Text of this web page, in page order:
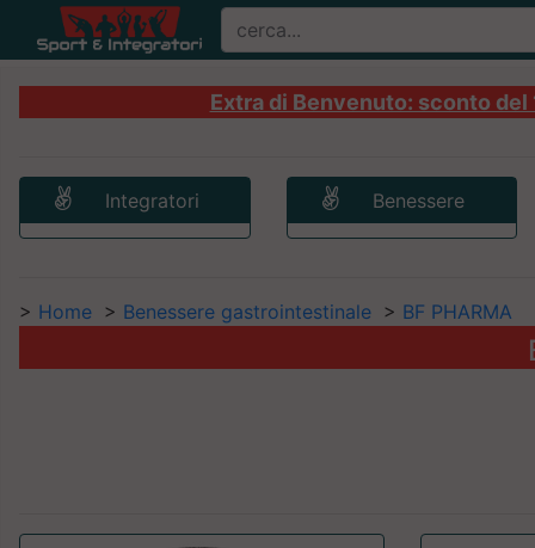
Extra di Benvenuto: sconto
Integratori Benessere
> Home > Benessere gastrointestinale > BF PHARMA